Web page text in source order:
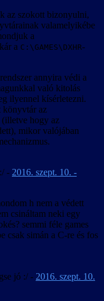
az szokott bizonyulni,
valamelyikébe
a
a C:\GAMES\DXHR-
annyira védi a
való kitolás
ilyennel kísérletezni.
könyvtár az
(illetve hogy az
mikor valójában
- 2016. szept. 10. -
h nem a védett
csináltam neki egy
semmi féle games
csak simán a C-re és fos
jó :/ - 2016. szept. 10.